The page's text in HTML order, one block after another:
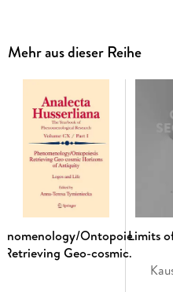
artwork and establish its
Inhaltsverzeichnis
Introduction. - The Global
of Globalism on Art and
Transnational Traveler. - A
Theory of Art. - Evaluating
Artworld. - Global
Conclusion.
Mehr aus dieser Reihe
Ontopoiesis
Retrieving Geo-cosmic
Limits